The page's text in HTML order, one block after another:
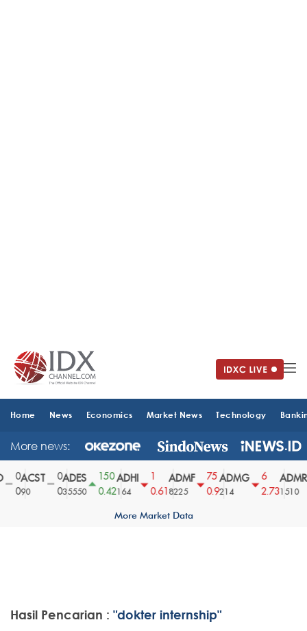
Home News Economics Market News Technology
More news:
0
0
ACST
90
0
0
ADES
35550
150
0.42
ADHI
164
0.61
ADMF
8225
75
0.9
ADMG
214
6
2.73
ADMR
1510
More Market Data
Hasil Pencarian : "dokter internship"